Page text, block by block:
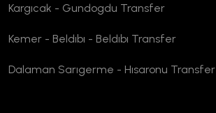
Kargıcak - Gundogdu Transfer
Kemer - Beldıbı - Beldıbı Transfer
Dalaman Sarıgerme - Hısaronu Transfer